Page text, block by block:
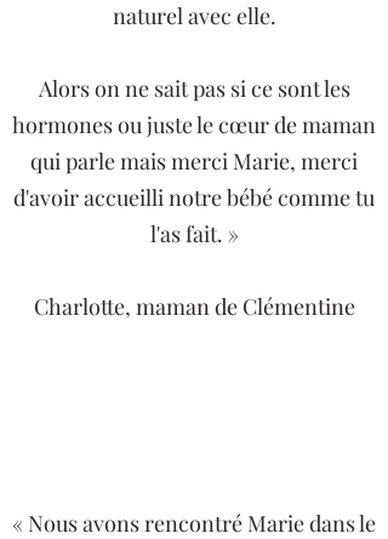
naturel avec elle.
Alors on ne sait pas si ce sont les
hormones ou juste le cœur de maman
qui parle mais merci Marie, merci
d'avoir accueilli notre bébé comme tu
l'as fait. »
Charlotte, maman de Clémentine
« Nous avons rencontré Marie dans le